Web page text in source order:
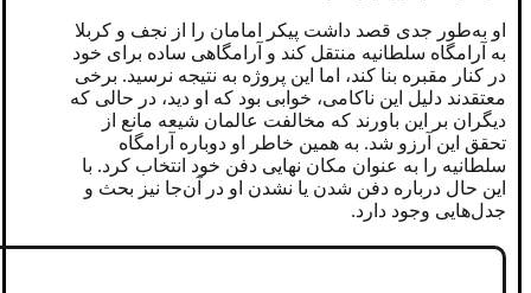
او به‌طور جدی قصد داشت پیکر امامان را از نجف و کربلا
به آرامگاه سلطانیه منتقل کند و آرامگاهی ساده برای خود
در کنار مقبره بنا کند، اما این پروژه به نتیجه نرسید. برخی
معتقدند دلیل این ناکامی، خوابی بود که او دید، در حالی که
دیگران بر این باورند که مخالفت عالمان شیعه مانع از
تحقق این آرزو شد. به همین خاطر او دوباره آرامگاه
سلطانیه را به عنوان مکان نهایی دفن خود انتخاب کرد. با
این حال درباره دفن شدن یا نشدن او در آن‌جا نیز بحث و
جدل‌هایی وجود دارد.